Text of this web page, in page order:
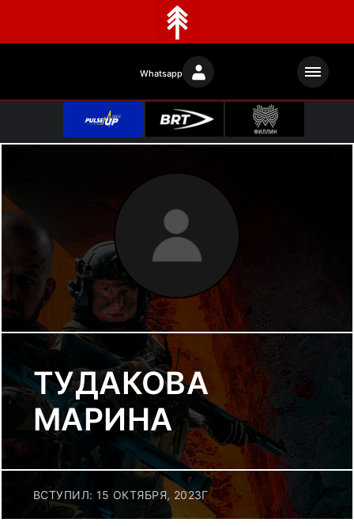
Whatsapp
ТУДАКОВА
МАРИНА
ВСТУПИЛ: 15 ОКТЯБРЯ, 2023Г